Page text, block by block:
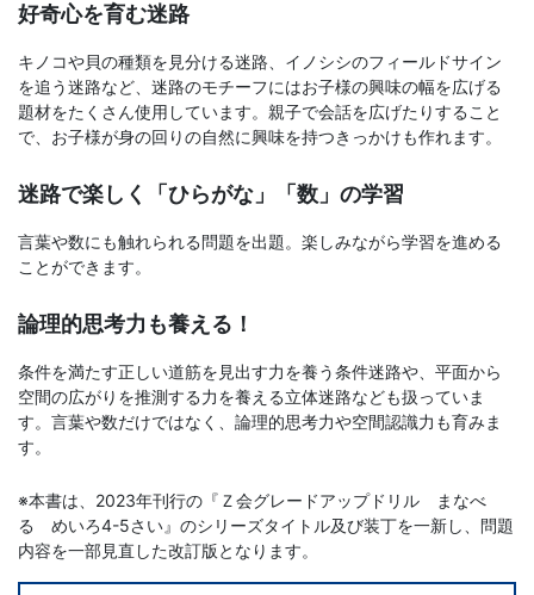
け
書
籍、
文
芸
書
ま
で
好奇心を育む迷路
キノコや貝の種類を見分ける迷路、イノシシのフィールドサイン
を追う迷路など、迷路のモチーフにはお子様の興味の幅を広げる
題材をたくさん使用しています。親子で会話を広げたりすること
で、お子様が身の回りの自然に興味を持つきっかけも作れます。
迷路で楽しく「ひらがな」「数」の学習
言葉や数にも触れられる問題を出題。楽しみながら学習を進める
ことができます。
論理的思考力も養える！
条件を満たす正しい道筋を見出す力を養う条件迷路や、平面から
空間の広がりを推測する力を養える立体迷路なども扱っていま
す。言葉や数だけではなく、論理的思考力や空間認識力も育みま
す。
※本書は、2023年刊行の『Ｚ会グレードアップドリル まなべ
る めいろ4-5さい』のシリーズタイトル及び装丁を一新し、問題
内容を一部見直した改訂版となります。